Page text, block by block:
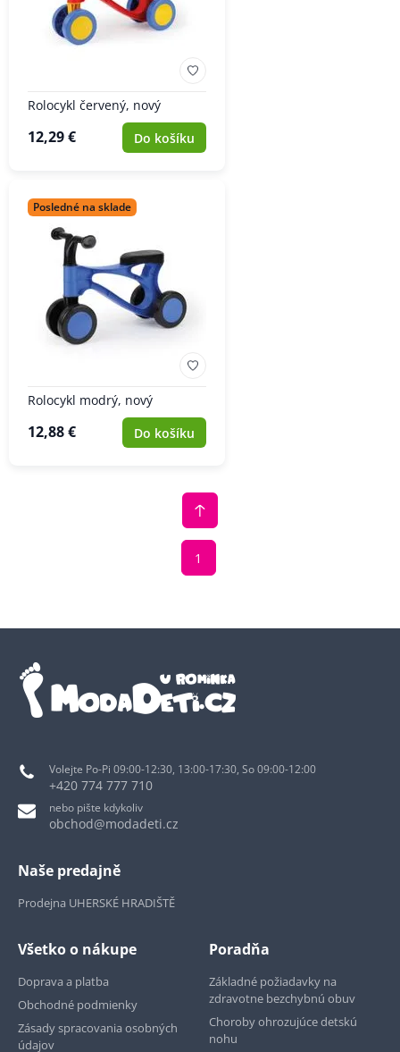
Rolocykl červený, nový
12,29 € Do košíku
Posledné na sklade
Rolocykl modrý, nový
12,88 € Do košíku
1
Volejte Po-Pi 09:00-12:30, 13:00-17:30, So 09:00-12:00
+420 774 777 710
nebo pište kdykoliv
obchod@modadeti.cz
Naše predajně
Prodejna UHERSKÉ HRADIŠTĚ
Všetko o nákupe
Doprava a platba
Obchodné podmienky
Zásady spracovania osobných
údajov
Poradňa
Základné požiadavky na
zdravotne bezchybnú obuv
Choroby ohrozujúce detskú
nohu